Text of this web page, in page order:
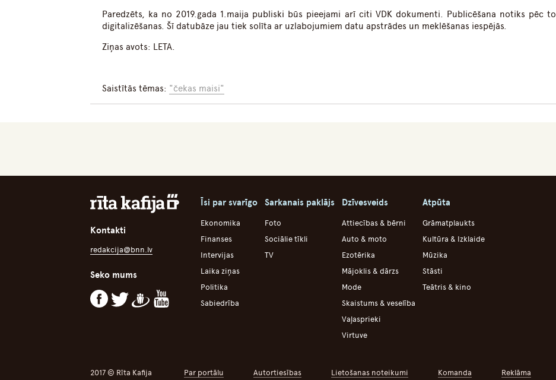
Paredzēts, ka no 2019.gada 1.maija publiski būs pieejami arī citi VDK dokumenti. Publicēšana notiks pēc to
digitalizēšanas. Šī datubāze jau tiek solīta ar uzlabojumiem datu apstrādes un meklēšanas iespējās.
Ziņas avots: LETA.
Saistītās tēmas: "čekas maisi"
Kontakti
redakcija@bnn.lv
Seko mums
Īsi par svarīgo
Ekonomika
Finanses
Intervijas
Laika ziņas
Politika
Sabiedrība
Sarkanais paklājs
Foto
Sociālie tīkli
TV
Dzīvesveids
Attiecības & bērni
Auto & moto
Ezotērika
Mājoklis & dārzs
Mode
Skaistums & veselība
Vaļasprieki
Virtuve
Atpūta
Grāmatplaukts
Kultūra & Izklaide
Mūzika
Stāsti
Teātris & kino
2017 © Rīta Kafija Par portālu Autortiesības Lietošanas noteikumi Komanda Reklāma